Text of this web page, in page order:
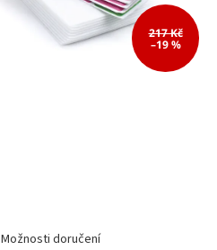
217 Kč
–19 %
Možnosti doručení